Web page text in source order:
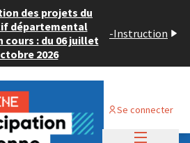
des projets du
départemental
cours : du 06 juillet
2026
-Instruction
Se connecter